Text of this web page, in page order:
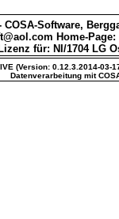
Software,
Home-Page:
Lizenz für: NI/1704 LG
(Version: 0.12.3.2014-03-
Datenverarbeitung mit